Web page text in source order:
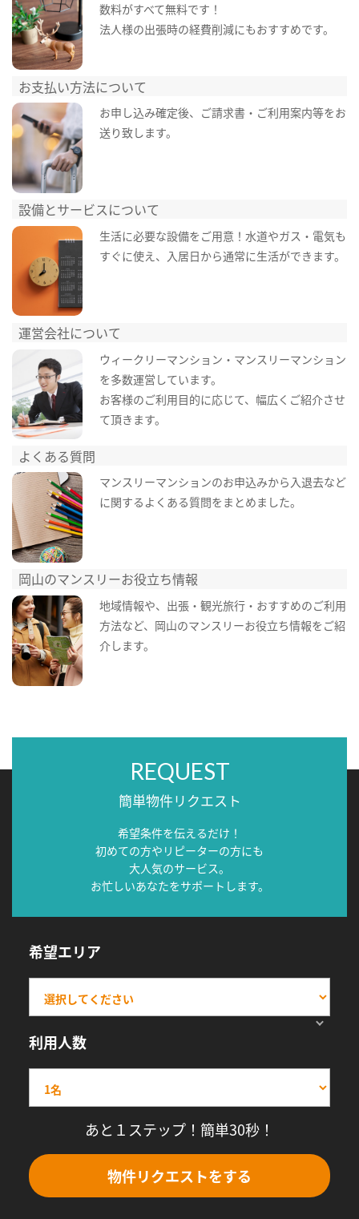
数料がすべて無料です！
法人様の出張時の経費削減にもおすすめです。
お支払い方法について
お申し込み確定後、ご請求書・ご利用案内等をお
送り致します。
設備とサービスについて
生活に必要な設備をご用意！水道やガス・電気も
すぐに使え、入居日から通常に生活ができます。
運営会社について
ウィークリーマンション・マンスリーマンション
を多数運営しています。
お客様のご利用目的に応じて、幅広くご紹介させ
て頂きます。
よくある質問
マンスリーマンションのお申込みから入退去など
に関するよくある質問をまとめました。
岡山のマンスリーお役立ち情報
地域情報や、出張・観光旅行・おすすめのご利用
方法など、岡山のマンスリーお役立ち情報をご紹
介します。
REQUEST
簡単物件リクエスト
希望条件を伝えるだけ！
初めての方やリピーターの方にも
大人気のサービス。
お忙しいあなたをサポートします。
希望エリア
利用人数
あと１ステップ！簡単30秒！
物件リクエストをする